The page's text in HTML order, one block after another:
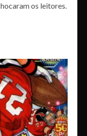
os leitores.